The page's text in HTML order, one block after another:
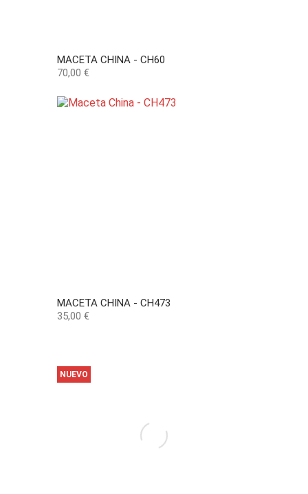
MACETA CHINA - CH60
Precio
70,00 €
MACETA CHINA - CH473
Precio
35,00 €
NUEVO